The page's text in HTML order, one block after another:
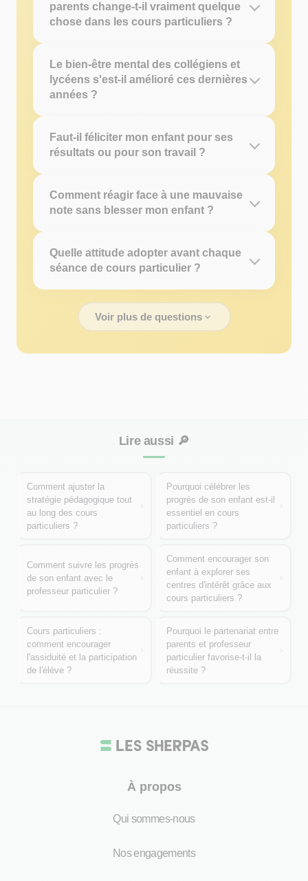
parents change-t-il vraiment quelque
chose dans les cours particuliers ?
Le bien-être mental des collégiens et
lycéens s'est-il amélioré ces dernières
années ?
Faut-il féliciter mon enfant pour ses
résultats ou pour son travail ?
Comment réagir face à une mauvaise
note sans blesser mon enfant ?
Quelle attitude adopter avant chaque
séance de cours particulier ?
Voir plus de questions
Lire aussi 🔎
Comment ajuster la
stratégie pédagogique tout
au long des cours
particuliers ?
Pourquoi célébrer les
progrès de son enfant est-il
essentiel en cours
particuliers ?
Comment suivre les progrès
de son enfant avec le
professeur particulier ?
Comment encourager son
enfant à explorer ses
centres d'intérêt grâce aux
cours particuliers ?
Cours particuliers :
comment encourager
l'assiduité et la participation
de l'élève ?
Pourquoi le partenariat entre
parents et professeur
particulier favorise-t-il la
réussite ?
À propos
Qui sommes-nous
Nos engagements